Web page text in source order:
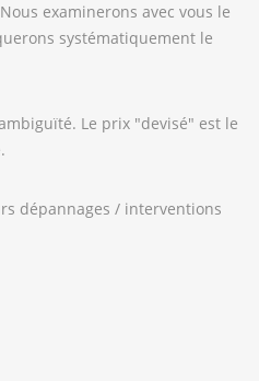
examinerons avec vous le
systématiquement le
Le prix "devisé" est le
dépannages / interventions